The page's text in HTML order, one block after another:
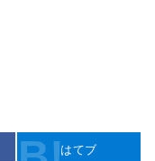
はてブ